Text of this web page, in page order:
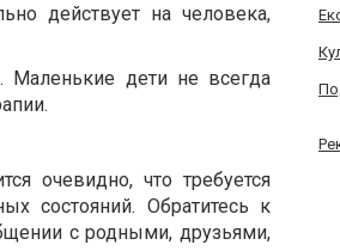
действует на человека,
Маленькие дети не всегда
очевидно, что требуется
состояний. Обратитесь к
с родными, друзьями,